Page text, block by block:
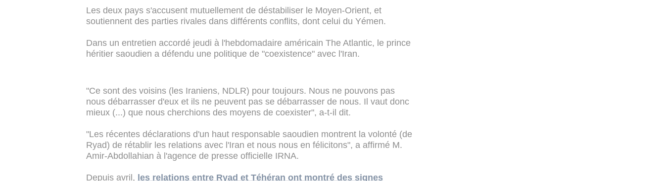
Les deux pays s'accusent mutuellement de déstabiliser le Moyen-Orient, et
soutiennent des parties rivales dans différents conflits, dont celui du Yémen.
Dans un entretien accordé jeudi à l'hebdomadaire américain The Atlantic, le prince
héritier saoudien a défendu une politique de "coexistence" avec l'Iran.
"Ce sont des voisins (les Iraniens, NDLR) pour toujours. Nous ne pouvons pas
nous débarrasser d'eux et ils ne peuvent pas se débarrasser de nous. Il vaut donc
mieux (...) que nous cherchions des moyens de coexister", a-t-il dit.
"Les récentes déclarations d'un haut responsable saoudien montrent la volonté (de
Ryad) de rétablir les relations avec l'Iran et nous nous en félicitons", a affirmé M.
Amir-Abdollahian à l'agence de presse officielle IRNA.
Depuis avril, les relations entre Ryad et Téhéran ont montré des signes